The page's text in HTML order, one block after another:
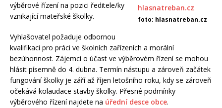
foto: hlasnatreban.cz
výběrové řízení na pozici ředitele/ky
vznikající mateřské školky.
Vyhlašovatel požaduje odbornou
kvalifikaci pro práci ve školních zařízeních a morální
bezúhonnost. Zájemci o účast ve výběrovém řízení se mohou
hlásit písemně do 4. dubna. Termín nástupu a zároveň začátek
fungování školky je září až říjen letošního roku, kdy se zároveň
očekává kolaudace stavby školky. Přesné podmínky
výběrového řízení najdete na úřední desce obce.